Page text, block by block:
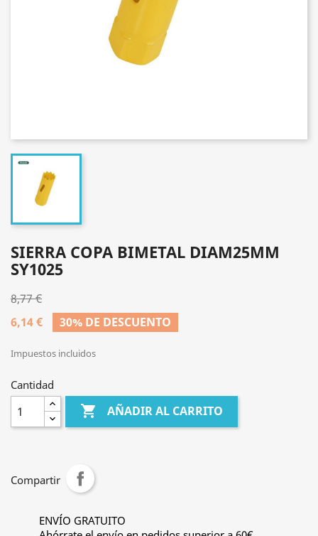
SIERRA COPA BIMETAL DIAM25MM
SY1025
8,77 €
6,14 €
30% DE DESCUENTO
Impuestos incluidos
Cantidad
 AÑADIR AL CARRITO
Compartir
ENVÍO GRATUITO